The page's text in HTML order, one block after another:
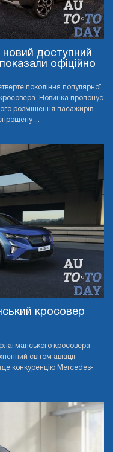
новий доступний
офіційно
покоління популярної
Новинка пропонує
розміщення пасажирів,
...
кросовер
флагманського кросовера
світом авіації,
конкуренцію Mercedes-